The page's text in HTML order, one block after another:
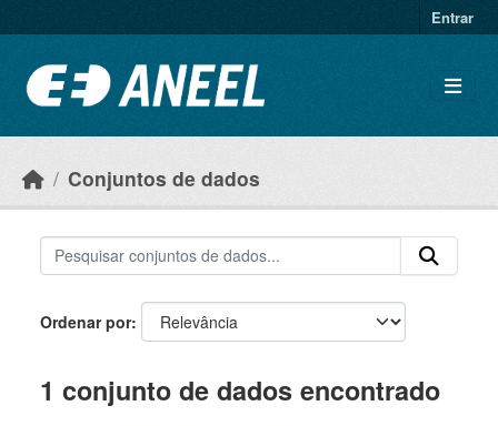
Entrar
Conjuntos de dados
Ordenar por
1 conjunto de dados encontrado